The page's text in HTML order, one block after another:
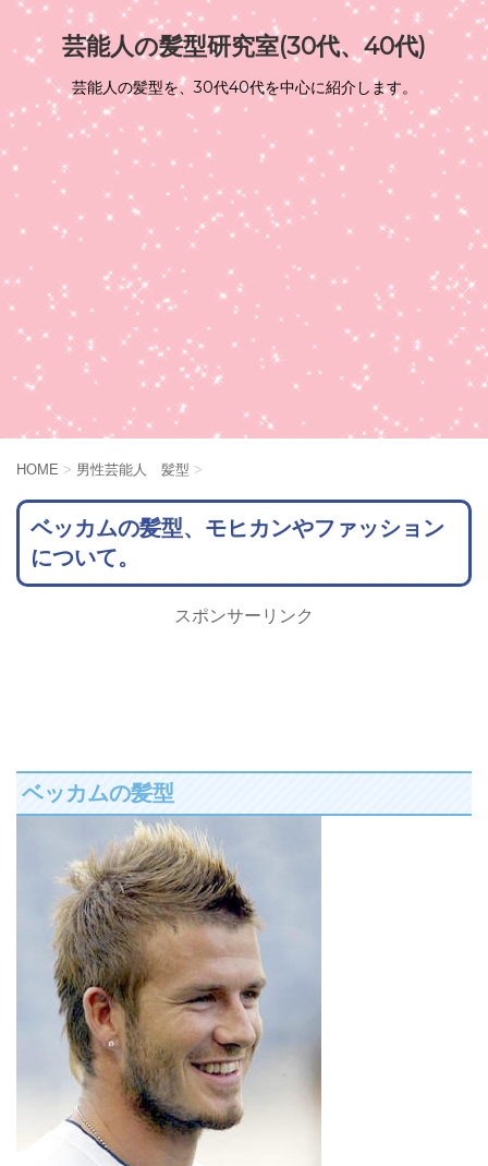
芸能人の髪型研究室(30代、40代)
芸能人の髪型を、30代40代を中心に紹介します。
HOME > 男性芸能人 髪型 >
ベッカムの髪型、モヒカンやファッション
について。
スポンサーリンク
ベッカムの髪型